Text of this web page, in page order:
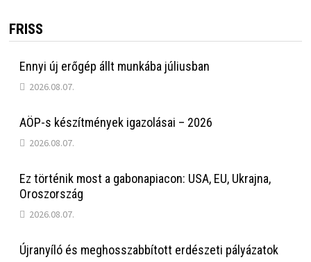
FRISS
Ennyi új erőgép állt munkába júliusban
2026.08.07.
AÖP-s készítmények igazolásai – 2026
2026.08.07.
Ez történik most a gabonapiacon: USA, EU, Ukrajna,
Oroszország
2026.08.07.
Újranyíló és meghosszabbított erdészeti pályázatok